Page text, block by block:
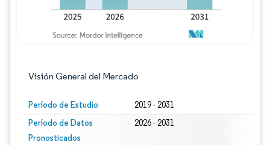
Visión General del Mercado
Período de Estudio 2019 - 2031
Período de Datos
Pronosticados
2026 - 2031